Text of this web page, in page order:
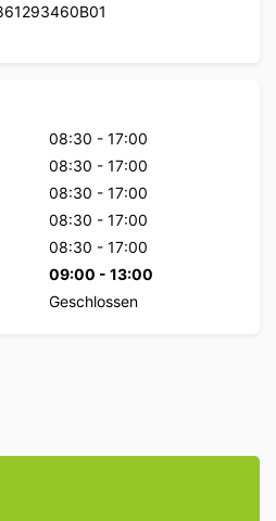
08:30 - 17:00
08:30 - 17:00
08:30 - 17:00
08:30 - 17:00
08:30 - 17:00
09:00 - 13:00
Geschlossen